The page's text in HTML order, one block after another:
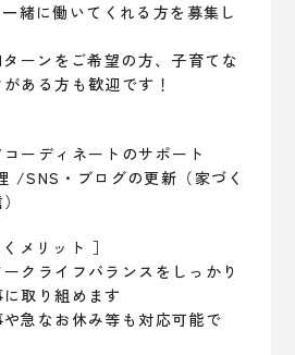
緒に働いてくれる方を募集し
ーンをご希望の方、子育てな
ある方も歓迎です！
ーディネートのサポート
/SNS・ブログの更新（家づく
メリット ］
クライフバランスをしっかり
取り組めます
や急なお休み等も対応可能で